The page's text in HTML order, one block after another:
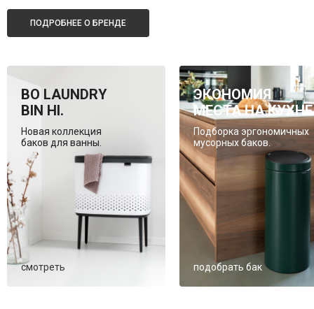
ПОДРОБНЕЕ О БРЕНДЕ
BO LAUNDRY
BIN HI.
Новая коллекция
баков для ванны.
смотреть
ЭКОНОМИЯ
МЕСТА НА
Подборка эргономичных
мусорных баков.
подобрать бак